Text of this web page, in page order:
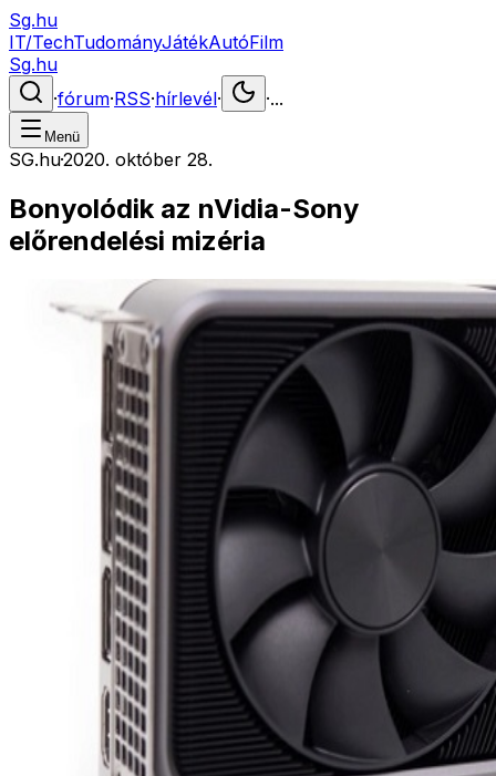
Sg.hu
IT/TechTudományJátékAutóFilm
Sg.hu
·fórum·RSS·hírlevél· ·...
Menü
SG.hu·2020. október 28.
Bonyolódik az nVidia-Sony
előrendelési mizéria